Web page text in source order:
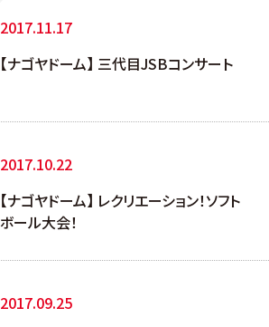
2017.11.17
【ナゴヤドーム】 三代目JSBコンサート
2017.10.22
【ナゴヤドーム】 レクリエーション！ソフト
ボール大会！
2017.09.25